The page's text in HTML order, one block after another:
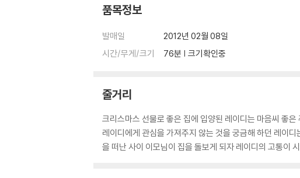
● SET UP
● SNEAK PEEKS (4'45')
품목정보
발매일
2012년 02월 08일
시간/무게/크기
76분 | 크기확인중
줄거리
크리스마스 선물로 좋은 집에 입양된 레이디는 마음씨 좋
레이디에게 관심을 가져주지 않는 것을 궁금해 하던 레이
을 떠난 사이 이모님이 집을 돌보게 되자 레이디의 고통이